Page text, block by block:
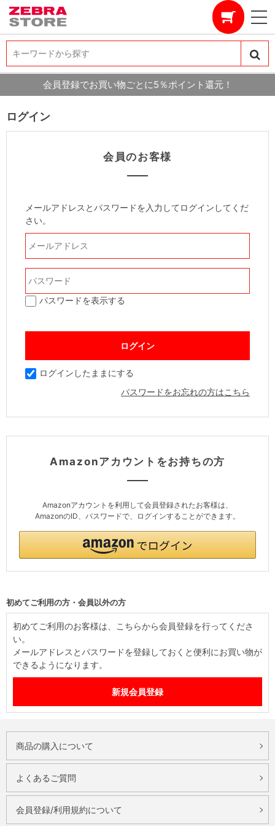
キーワードから探す
キーワードから探す
会員登録でお買い物ごとに5％ポイント還元！
ログイン
会員のお客様
メールアドレスとパスワードを入力してログインしてくだ
さい。
パスワードを表示する
ログインしたままにする
パスワードをお忘れの方はこちら
Amazonアカウントをお持ちの方
Amazonアカウントを利用して会員登録されたお客様は、
AmazonのID、パスワードで、ログインすることができます。
初めてご利用の方・会員以外の方
初めてご利用のお客様は、こちらから会員登録を行ってくださ
い。
メールアドレスとパスワードを登録しておくと便利にお買い物が
できるようになります。
商品の購入について
よくあるご質問
会員登録/利用規約について